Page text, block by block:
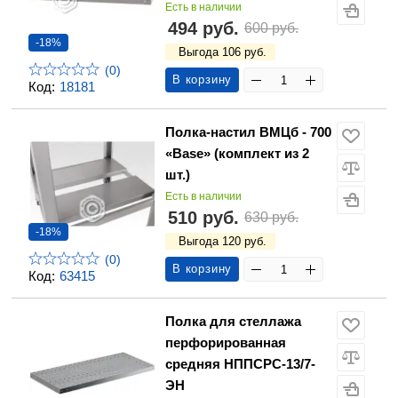
Код: 18181
-18%
(0)
Есть в наличии
494 руб. 600 руб.
Выгода 106 руб.
В корзину
Код: 63415
-18%
(0)
Полка-настил ВМЦб - 700
«Base» (комплект из 2
шт.)
Есть в наличии
510 руб. 630 руб.
Выгода 120 руб.
В корзину
Полка для стеллажа
перфорированная
средняя НППСРС-13/7-
ЭН